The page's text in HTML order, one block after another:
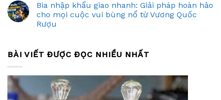
Bia nhập khẩu giao nhanh: Giải pháp hoàn hảo
cho mọi cuộc vui bùng nổ từ Vương Quốc
Rượu
BÀI VIẾT ĐƯỢC ĐỌC NHIỀU NHẤT